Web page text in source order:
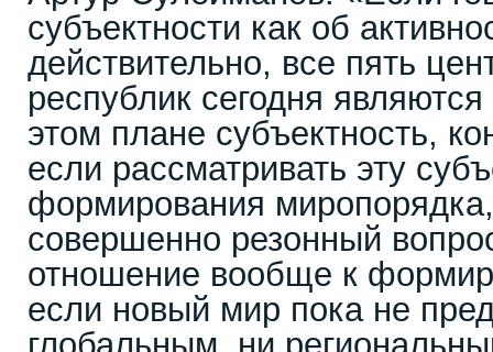
субъектности как об
действительно, все пять
республик сегодня
этом плане субъектность,
если рассматривать эту
формирования миропорядка,
совершенно резонный
отношение вообще к
если новый мир пока не